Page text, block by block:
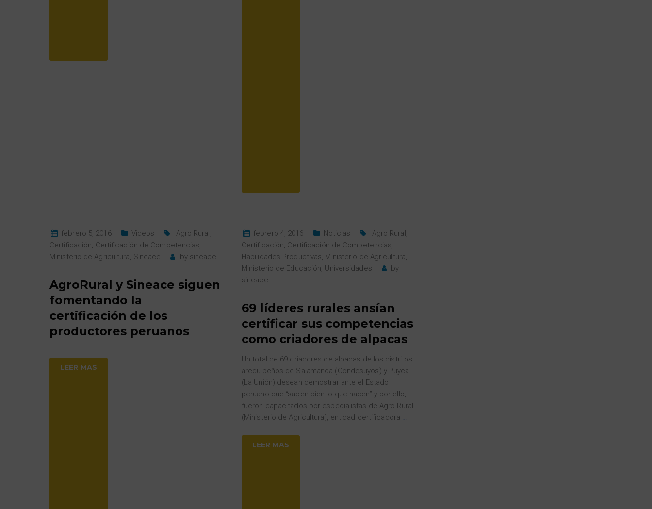
febrero 5, 2016 Videos Agro Rural,
Certificación, Certificación de Competencias,
Ministerio de Agricultura, Sineace by sineace
AgroRural y Sineace siguen
fomentando la
certificación de los
productores peruanos
LEER MAS
febrero 4, 2016 Noticias Agro Rural,
Certificación, Certificación de Competencias,
Habilidades Productivas, Ministerio de Agricultura,
Ministerio de Educación, Universidades
by
sineace
69 líderes rurales ansían
certificar sus competencias
como criadores de alpacas
Un total de 69 criadores de alpacas de los distritos
arequipeños de Salamanca (Condesuyos) y Puyca
(La Unión) desean demostrar ante el Estado
peruano que “saben bien lo que hacen” y por ello,
fueron capacitados por especialistas de Agro Rural
(Ministerio de Agricultura), entidad certificadora
LEER MAS